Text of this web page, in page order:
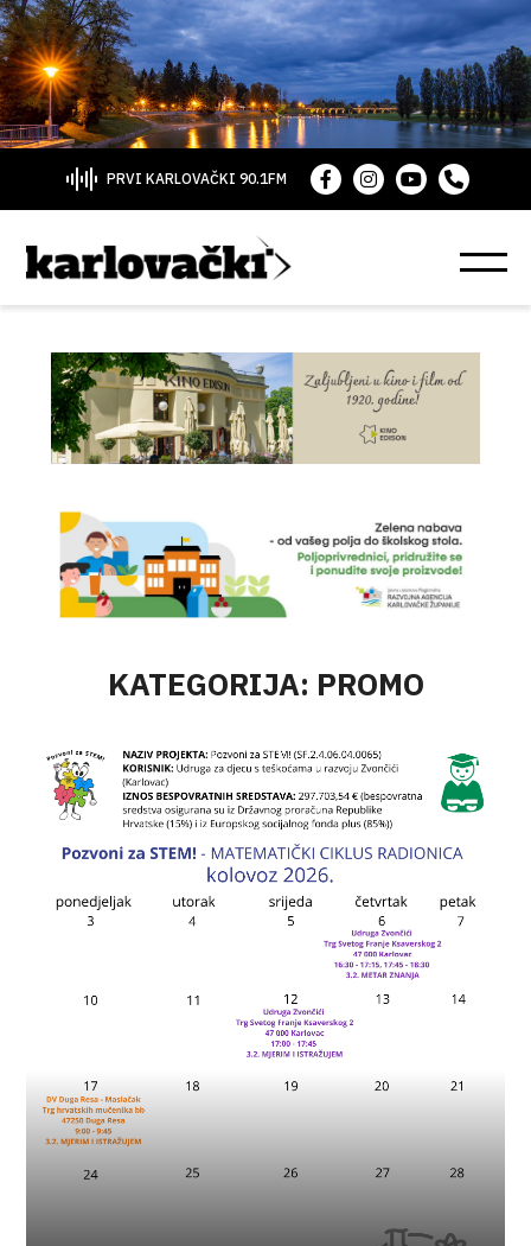
PRVI KARLOVAČKI 90.1FM
KATEGORIJA: PROMO